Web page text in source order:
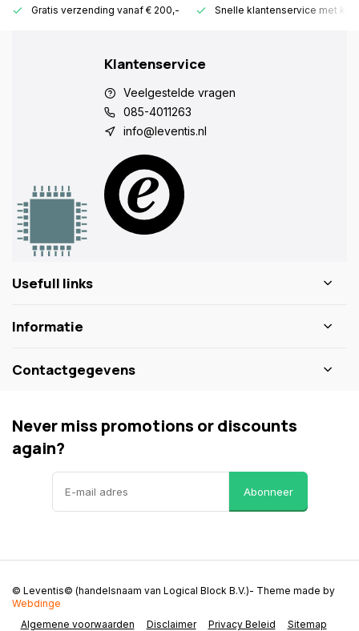
Gratis verzending vanaf € 200,- Snelle klantenservice met
Klantenservice
Veelgestelde vragen
085-4011263
info@leventis.nl
Usefull links
Informatie
Contactgegevens
Never miss promotions or discounts
again?
Abonneer
Algemene voorwaarden Disclaimer Privacy Beleid Sitemap
© Leventis© (handelsnaam van Logical Block B.V.)- Theme made by
Webdinge